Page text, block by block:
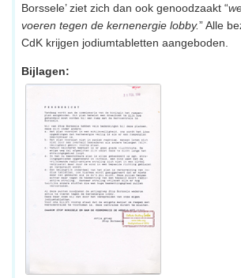
Borssele’ ziet zich dan ook genoodzaakt “
voeren tegen de kernenergie lobby.” Alle
CdK krijgen jodiumtabletten aangeboden.
Bijlagen: